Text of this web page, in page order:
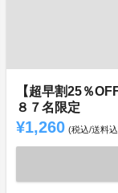
【超早割25％
８７名限定
¥1,260 (税込/送料